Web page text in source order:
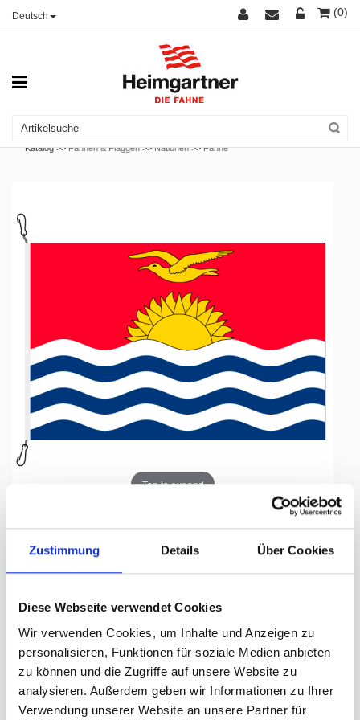
Zustimmung Details Über Cookies
Diese Webseite verwendet Cookies
Wir verwenden Cookies, um Inhalte und Anzeigen zu
personalisieren, Funktionen für soziale Medien anbieten
zu können und die Zugriffe auf unsere Website zu
analysieren. Außerdem geben wir Informationen zu Ihrer
Verwendung unserer Website an unsere Partner für
Deutsch (0)
Katalog >>Fahnen & Flaggen >>Nationen >>Fahne
Tap to expand
Kiribati, 150 x 225 cm
Lieferzeit Tage:ca. 5-7 Arbeitstage
190.90 CHF